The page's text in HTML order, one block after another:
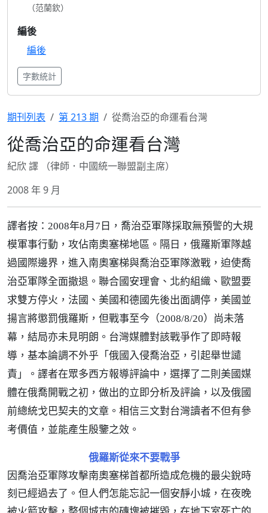
（范蘭欽）
編後
編後
字數統計
期刊列表 第 213 期 從喬治亞的命運看台灣
從喬治亞的命運看台灣
紀欣 譯 （律師．中國統一聯盟副主席）
2008 年 9 月
譯者按：2008年8月7日，喬治亞軍隊採取無預警的大規
模軍事行動，攻佔南奧塞梯地區。隔日，俄羅斯軍隊越
過國際邊界，進入南奧塞梯與喬治亞軍隊激戰，迫使喬
治亞軍隊全面撤退。聯合國安理會、北約組織、歐盟要
求雙方停火，法國、美國和德國先後出面調停，美國並
揚言將懲罰俄羅斯，但戰事至今（2008/8/20）尚未落
幕，結局亦未見明朗。台灣媒體對該戰爭作了即時報
導，基本論調不外乎「俄國入侵喬治亞，引起舉世譴
責」。譯者在眾多西方報導評論中，選擇了二則美國媒
體在俄喬開戰之初，做出的立即分析及評論，以及俄國
前總統戈巴契夫的文章。相信三文對台灣讀者不但有參
考價值，並能產生殷鑒之效。
俄羅斯從來不要戰爭
因喬治亞軍隊攻擊南奧塞梯首都所造成危機的最尖銳時
刻已經過去了。但人們怎能忘記一個安靜小城，在夜晚